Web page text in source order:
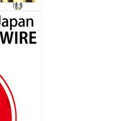
2GEAR - MUTED /
Ring - MUTED RTA